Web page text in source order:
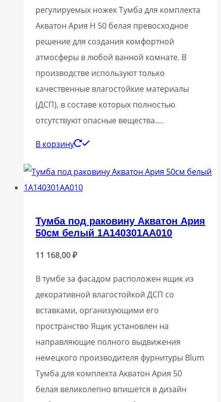
регулируемых ножек Тумба для комплекта
Акватон Ария Н 50 белая превосходное
решение для создания комфортной
атмосферы в любой ванной комнате. В
производстве используют только
качественные влагостойкие материалы
(ДСП), в составе которых полностью
отсутствуют опасные вещества….
В корзину
Тумба под раковину Акватон Ария
50см белый 1A140301AA010
11 168,00₽
В тумбе за фасадом расположен ящик из
декоративной влагостойкой ДСП со
вставками, организующими его
пространство Ящик установлен на
направляющие полного выдвижения
немецкого производителя фурнитуры Blum
Тумба для комплекта Акватон Ария 50
белая великолепно впишется в дизайн